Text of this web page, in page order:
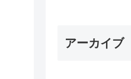
アーカイブ